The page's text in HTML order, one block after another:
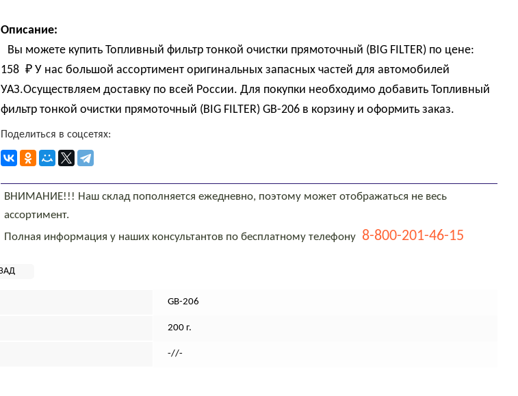
Описание:
Вы можете купить Топливный фильтр тонкой очистки прямоточный (BIG FILTER) по цене:
158 ₽ У нас большой ассортимент оригинальных запасных частей для автомобилей
УАЗ.Осуществляем доставку по всей России. Для покупки необходимо добавить Топливный
фильтр тонкой очистки прямоточный (BIG FILTER) GB-206 в корзину и оформить заказ.
Поделиться в соцсетях:
ВНИМАНИЕ!!! Наш склад пополняется ежедневно, поэтому может отображаться не весь
ассортимент.
Полная информация у наших консультантов по бесплатному телефону 8-800-201-46-15
GB-206
200 г.
-//-